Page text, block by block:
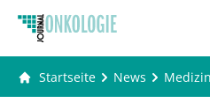
Startseite News Medizin